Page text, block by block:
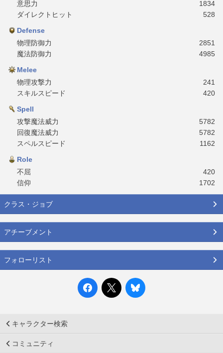
意思力
1834
ダイレクトヒット
528
Defense
物理防御力
2851
魔法防御力
4985
Melee
物理攻撃力
241
スキルスピード
420
Spell
攻撃魔法威力
5782
回復魔法威力
5782
スペルスピード
1162
Role
不屈
420
信仰
1702
クラス・ジョブ
アチーブメント
フォローリスト
キャラクター検索
コミュニティ